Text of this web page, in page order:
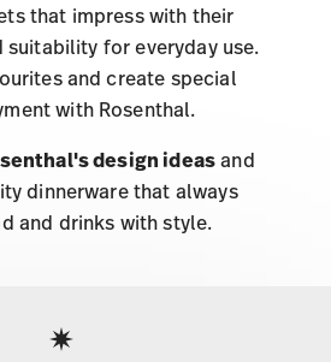
that impress with their
suitability for everyday use.
and create special
with Rosenthal.
design ideasand
dinnerware that always
and drinks with style.